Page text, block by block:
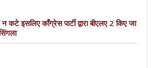
कटे इसलिए काँग्रेस पार्टी द्वारा बीएलए 2 किए जा